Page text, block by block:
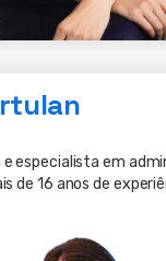
especialista em
de 16 anos de